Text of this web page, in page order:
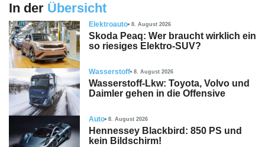
In der Übersicht
Elektroauto 8. August 2026
Skoda Peaq: Wer braucht wirklich ein
so riesiges Elektro-SUV?
Wasserstoff 8. August 2026
Wasserstoff-Lkw: Toyota, Volvo und
Daimler gehen in die Offensive
Auto 8. August 2026
Hennessey Blackbird: 850 PS und
kein Bildschirm!